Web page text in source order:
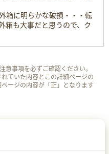
箱に明らかな破損・・・転
箱も大事だと思うので、ク
意事項を必ずご確認ください。
ていた内容とこの詳細ページの
ージの内容が「正」となります